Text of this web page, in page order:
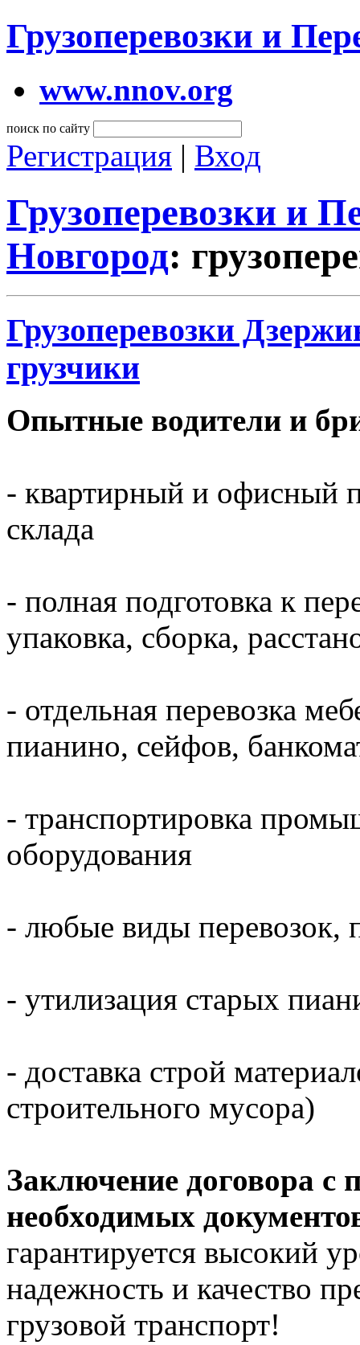
Грузоперевозки и
www.nnov.org
поиск по сайту
Регистрация | Вход
Грузоперевозки и
Новгород:
Грузоперевозки
грузчики
Опытные водители и
- квартирный и офисный
склада
- полная подготовка к
упаковка, сборка,
- отдельная перевозка
пианино, сейфов,
- транспортировка
оборудования
- любые виды перевозок,
- утилизация старых
- доставка строй
строительного мусора)
Заключение договора с
необходимых
гарантируется высокий
надежность и качество
грузовой транспорт!